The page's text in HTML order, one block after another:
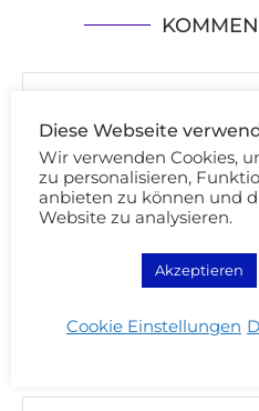
Diese Webseite
Wir verwenden Cookies,
zu personalisieren,
anbieten zu können und
Website zu analysieren.
Akzeptieren
Cookie Einstellungen